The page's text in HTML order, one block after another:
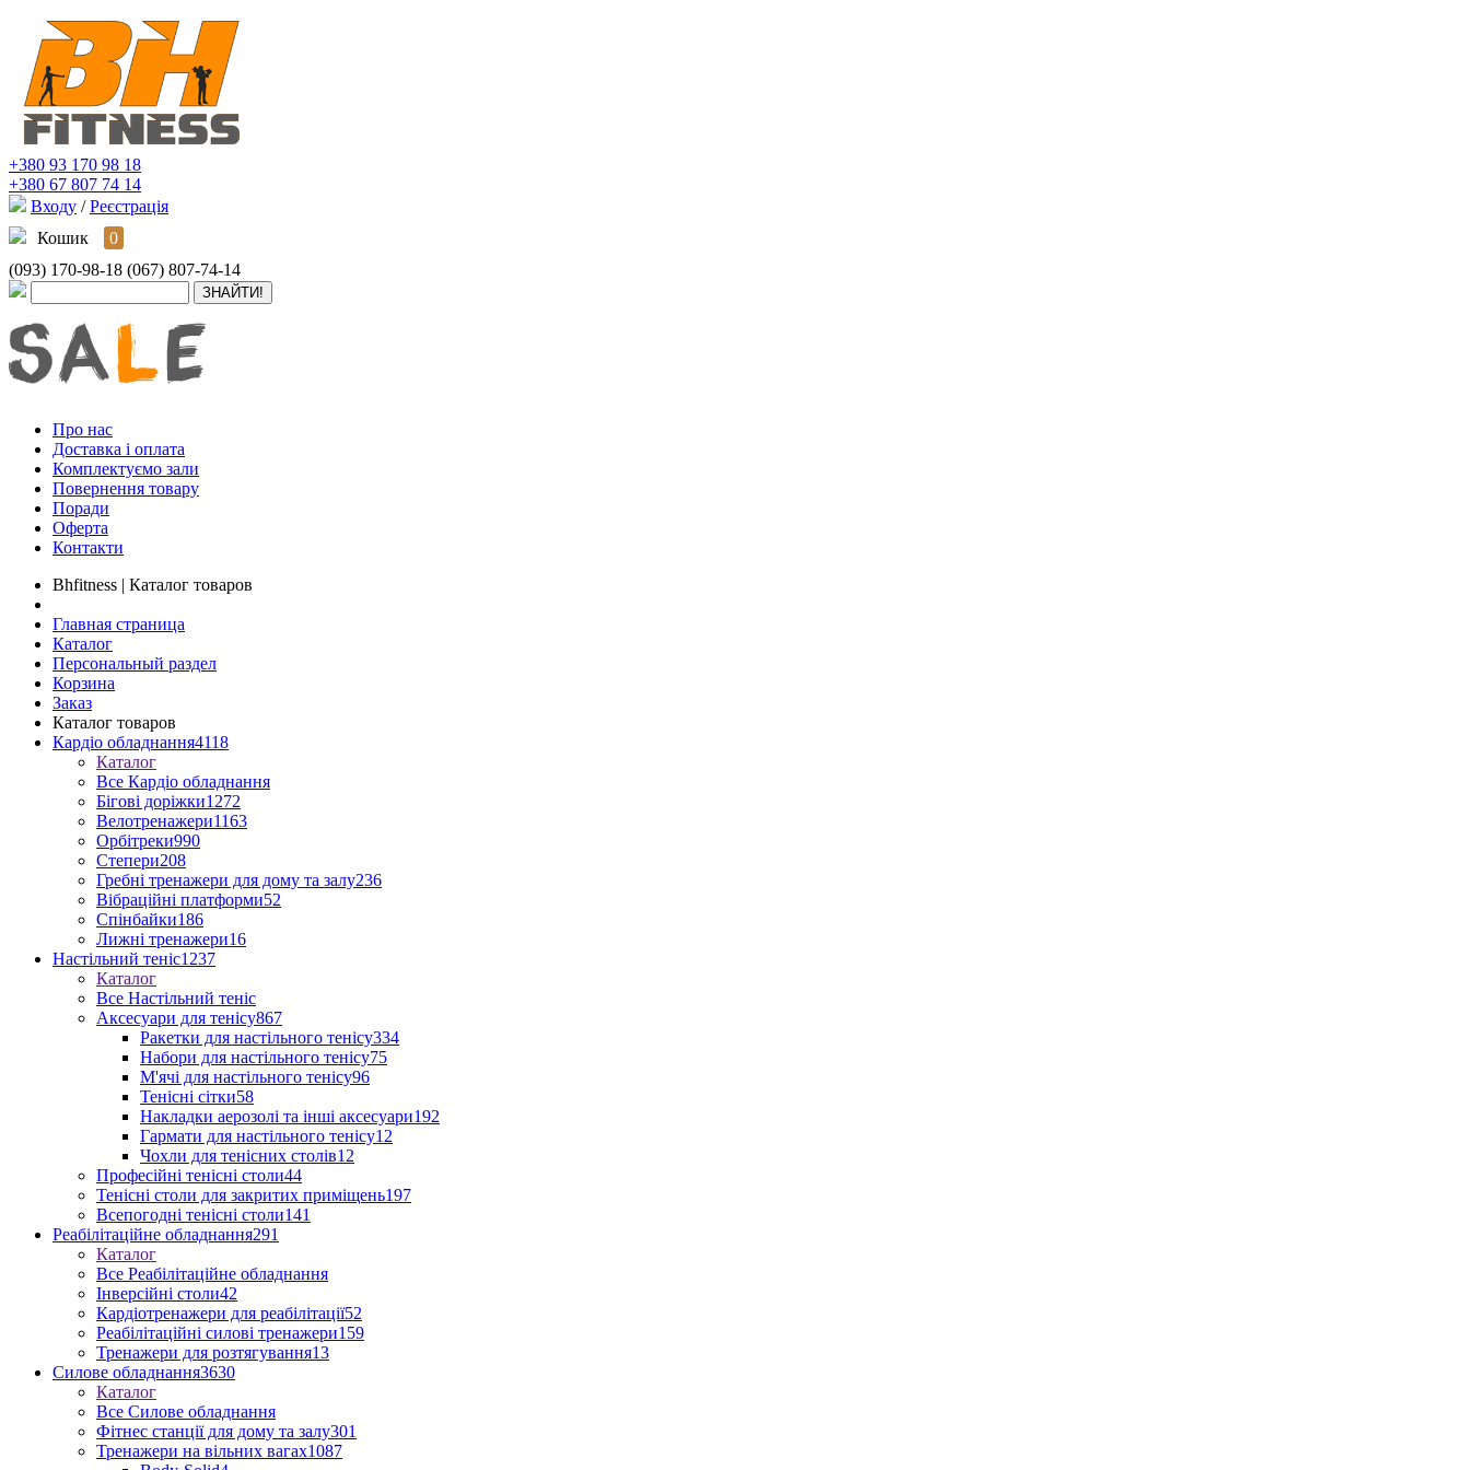
+380 93 170 98 18
+380 67 807 74 14
Входу / Реєстрація
Кошик
0
(093) 170-98-18 (067) 807-74-14
Про нас
Доставка і оплата
Комплектуємо зали
Повернення товару
Поради
Оферта
Контакти
Bhfitness | Каталог товаров
Главная страница
Каталог
Персональный раздел
Корзина
Заказ
Каталог товаров
Кардіо обладнання4118
Каталог
Все Кардіо обладнання
Бігові доріжки1272
Велотренажери1163
Орбітреки990
Степери208
Гребні тренажери для дому та залу236
Вібраційні платформи52
Спінбайки186
Лижні тренажери16
Настільний теніс1237
Каталог
Все Настільний теніс
Аксесуари для тенісу867
Ракетки для настільного тенісу334
Набори для настільного тенісу75
М'ячі для настільного тенісу96
Тенісні сітки58
Накладки аерозолі та інші аксесуари192
Гармати для настільного тенісу12
Чохли для тенісних столів12
Професійні тенісні столи44
Тенісні столи для закритих приміщень197
Всепогодні тенісні столи141
Реабілітаційне обладнання291
Каталог
Все Реабілітаційне обладнання
Інверсійні столи42
Кардіотренажери для реабілітації52
Реабілітаційні силові тренажери159
Тренажери для розтягування13
Силове обладнання3630
Каталог
Все Силове обладнання
Фітнес станції для дому та залу301
Тренажери на вільних вагах1087